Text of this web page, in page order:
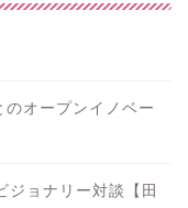
のオープンイノベー
ジョナリー対談【田